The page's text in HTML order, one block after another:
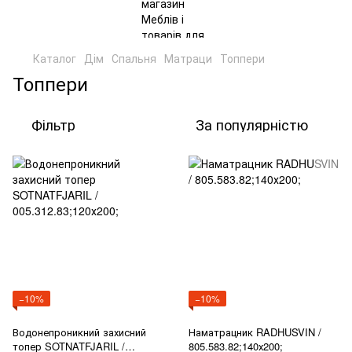
Каталог Дім Спальня Матраци Топпери
Топпери
Фільтр За популярністю
−10%
Водонепроникний захисний
топер SOTNATFJARIL /
−10%
Наматрацник RADHUSVIN /
805.583.82;140х200;